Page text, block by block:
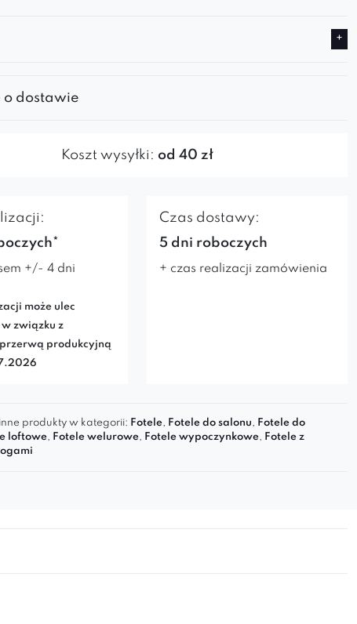
o dostawie
Koszt wysyłki: od 40 zł
+/- 4 dni
może ulec
w związku z
produkcyjną
Czas dostawy:
5 dni roboczych
+ czas realizacji zamówienia
produkty w kategorii: Fotele, Fotele do salonu, Fotele do
loftowe, Fotele welurowe, Fotele wypoczynkowe, Fotele z